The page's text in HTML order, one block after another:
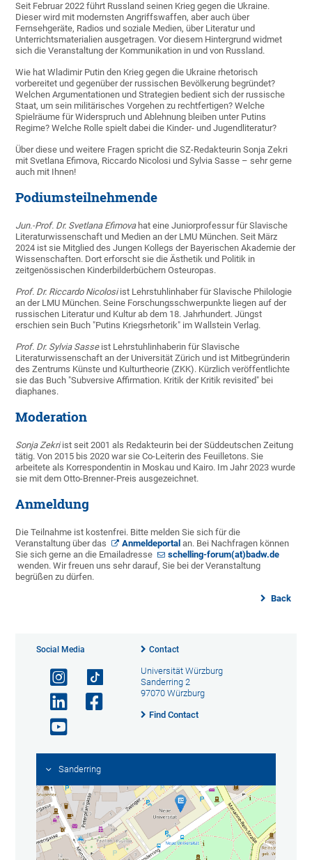
Seit Februar 2022 führt Russland seinen Krieg gegen die Ukraine.
Dieser wird mit modernsten Angriffswaffen, aber auch über
Fernsehgeräte, Radios und soziale Medien, über Literatur und
Unterrichtsmaterialien ausgetragen. Vor diesem Hintergrund widmet
sich die Veranstaltung der Kommunikation in und von Russland.
Wie hat Wladimir Putin den Krieg gegen die Ukraine rhetorisch
vorbereitet und gegenüber der russischen Bevölkerung begründet?
Welchen Argumentationen und Strategien bedient sich der russische
Staat, um sein militärisches Vorgehen zu rechtfertigen? Welche
Spielräume für Widerspruch und Ablehnung bleiben unter Putins
Regime? Welche Rolle spielt dabei die Kinder- und Jugendliteratur?
Über diese und weitere Fragen spricht die SZ-Redakteurin Sonja Zekri
mit Svetlana Efimova, Riccardo Nicolosi und Sylvia Sasse – sehr gerne
auch mit Ihnen!
Podiumsteilnehmende
Jun.-Prof. Dr. Svetlana Efimova hat eine Juniorprofessur für Slavische
Literaturwissenschaft und Medien an der LMU München. Seit März
2024 ist sie Mitglied des Jungen Kollegs der Bayerischen Akademie der
Wissenschaften. Dort erforscht sie die Ästhetik und Politik in
zeitgenössischen Kinderbilderbüchern Osteuropas.
Prof. Dr. Riccardo Nicolosiist Lehrstuhlinhaber für Slavische Philologie
an der LMU München. Seine Forschungsschwerpunkte liegen auf der
russischen Literatur und Kultur ab dem 18. Jahrhundert. Jüngst
erschien sein Buch "Putins Kriegsrhetorik" im Wallstein Verlag.
Prof. Dr. Sylvia Sasseist Lehrstuhlinhaberin für Slavische
Literaturwissenschaft an der Universität Zürich und ist Mitbegründerin
des Zentrums Künste und Kulturtheorie (ZKK). Kürzlich veröffentlichte
sie das Buch "Subversive Affirmation. Kritik der Kritik revisited" bei
diaphanes.
Moderation
Sonja Zekriist seit 2001 als Redakteurin bei der Süddeutschen Zeitung
tätig. Von 2015 bis 2020 war sie Co-Leiterin des Feuilletons. Sie
arbeitete als Korrespondentin in Moskau und Kairo. Im Jahr 2023 wurde
sie mit dem Otto-Brenner-Preis ausgezeichnet.
Anmeldung
Die Teilnahme ist kostenfrei. Bitte melden Sie sich für die
Veranstaltung über das
Anmeldeportal an. Bei Nachfragen können
Sie sich gerne an die Emailadresse
schelling-forum(at)badw.de
wenden. Wir freuen uns sehr darauf, Sie bei der Veranstaltung
begrüßen zu dürfen.
Back
Social Media Contact
Universität Würzburg
Sanderring 2
97070 Würzburg
Find Contact
Sanderring